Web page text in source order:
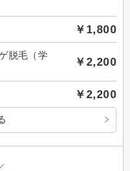
￥1,800
脱毛（学
￥2,200
￥2,200